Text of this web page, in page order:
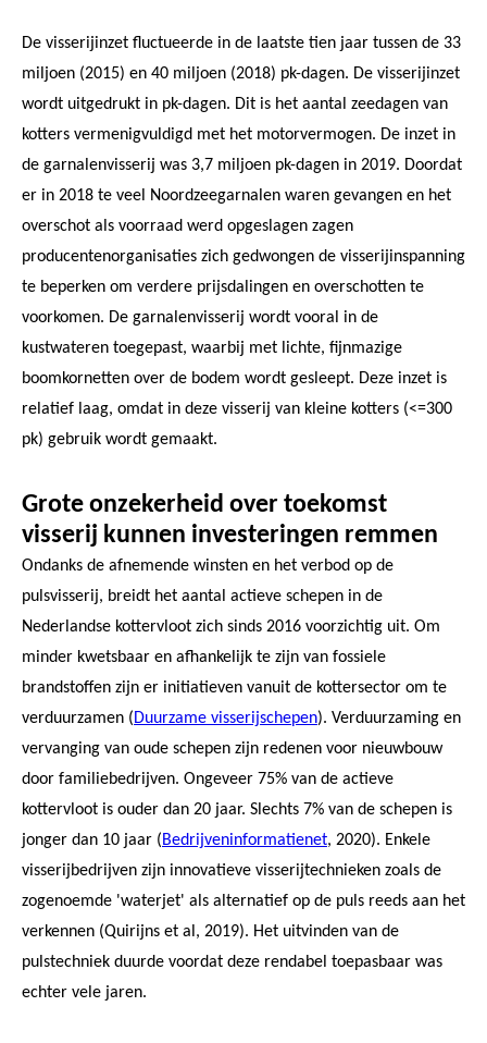
De visserijinzet fluctueerde in de laatste tien jaar tussen de 33
miljoen (2015) en 40 miljoen (2018) pk-dagen. De visserijinzet
wordt uitgedrukt in pk-dagen. Dit is het aantal zeedagen van
kotters vermenigvuldigd met het motorvermogen. De inzet in
de garnalenvisserij was 3,7 miljoen pk-dagen in 2019. Doordat
er in 2018 te veel Noordzeegarnalen waren gevangen en het
overschot als voorraad werd opgeslagen zagen
producentenorganisaties zich gedwongen de visserijinspanning
te beperken om verdere prijsdalingen en overschotten te
voorkomen. De garnalenvisserij wordt vooral in de
kustwateren toegepast, waarbij met lichte, fijnmazige
boomkornetten over de bodem wordt gesleept. Deze inzet is
relatief laag, omdat in deze visserij van kleine kotters (<=300
pk) gebruik wordt gemaakt.
Grote onzekerheid over toekomst
visserij kunnen investeringen remmen
Ondanks de afnemende winsten en het verbod op de
pulsvisserij, breidt het aantal actieve schepen in de
Nederlandse kottervloot zich sinds 2016 voorzichtig uit. Om
minder kwetsbaar en afhankelijk te zijn van fossiele
brandstoffen zijn er initiatieven vanuit de kottersector om te
verduurzamen (Duurzame visserijschepen). Verduurzaming en
vervanging van oude schepen zijn redenen voor nieuwbouw
door familiebedrijven. Ongeveer 75% van de actieve
kottervloot is ouder dan 20 jaar. Slechts 7% van de schepen is
jonger dan 10 jaar (Bedrijveninformatienet, 2020). Enkele
visserijbedrijven zijn innovatieve visserijtechnieken zoals de
zogenoemde 'waterjet' als alternatief op de puls reeds aan het
verkennen (Quirijns et al, 2019). Het uitvinden van de
pulstechniek duurde voordat deze rendabel toepasbaar was
echter vele jaren.